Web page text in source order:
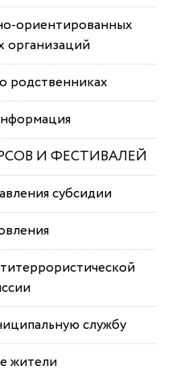
ориентированных
организаций
родственниках
И ФЕСТИВАЛЕЙ
субсидии
службу
жители